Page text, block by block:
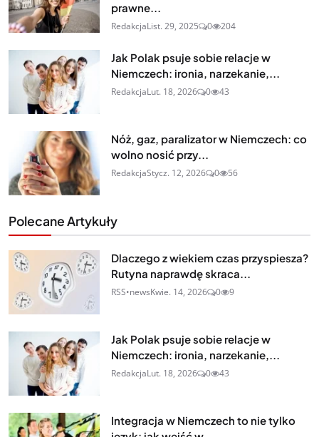
prawne...
RedakcjaList. 29, 2025 0 204
Jak Polak psuje sobie relacje w
Niemczech: ironia, narzekanie,...
RedakcjaLut. 18, 2026 0 43
Nóż, gaz, paralizator w Niemczech: co
wolno nosić przy...
RedakcjaStycz. 12, 2026 0 56
Polecane Artykuły
Dlaczego z wiekiem czas przyspiesza?
Rutyna naprawdę skraca...
RSS•newsKwie. 14, 2026 0 9
Jak Polak psuje sobie relacje w
Niemczech: ironia, narzekanie,...
RedakcjaLut. 18, 2026 0 43
Integracja w Niemczech to nie tylko